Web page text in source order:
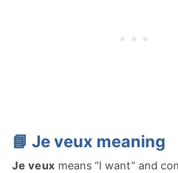
📘 Je veux meaning
Je veux means “I want” and